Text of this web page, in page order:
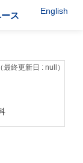
ス English
（最終更新日 : null）